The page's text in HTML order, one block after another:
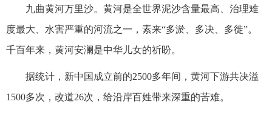
九曲黄河万里沙。黄河是全世界泥沙含量最高、治理难
度最大、水害严重的河流之一，素来“多淤、多决、多徙”。
千百年来，黄河安澜是中华儿女的祈盼。
据统计，新中国成立前的2500多年间，黄河下游共决溢
1500多次，改道26次，给沿岸百姓带来深重的苦难。